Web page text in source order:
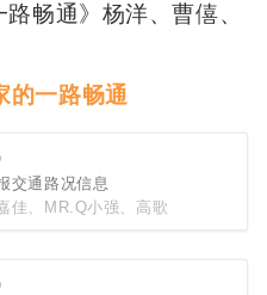
路畅通》杨洋、曹僖、
的一路畅通
交通路况信息
佳、MR.Q小强、高歌